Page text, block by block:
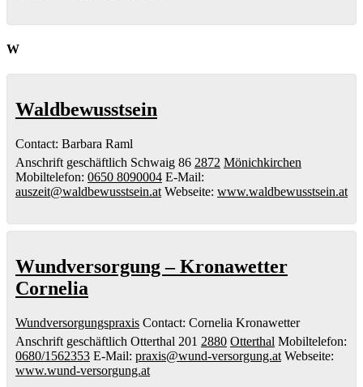
W
Waldbewusstsein
Contact: Barbara Raml
Anschrift geschäftlich Schwaig 86 2872 Mönichkirchen
Mobiltelefon: 0650 8090004 E-Mail:
auszeit@waldbewusstsein.at Webseite: www.waldbewusstsein.at
Wundversorgung – Kronawetter
Cornelia
Wundversorgungspraxis Contact: Cornelia Kronawetter
Anschrift geschäftlich Otterthal 201 2880 Otterthal Mobiltelefon:
0680/1562353 E-Mail: praxis@wund-versorgung.at Webseite:
www.wund-versorgung.at